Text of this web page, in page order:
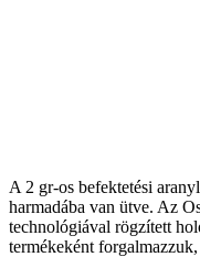
A 2 gr-os befektetési
harmadába van ütve. Az
technológiával rögzített
termékeként